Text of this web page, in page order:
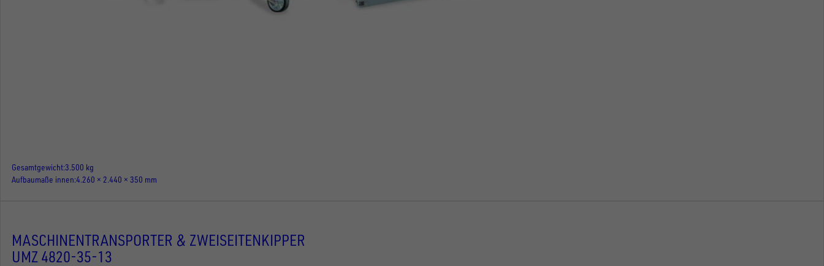
Gesamtgewicht3.500 kg
Aufbaumaße innen 4.260 × 2.440 × 350 mm
MASCHINENTRANSPORTER & ZWEISEITENKIPPER
UMZ 4820-35-13